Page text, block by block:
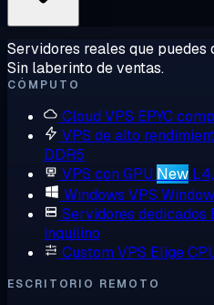
Servidores reales que
Sin laberinto de ventas.
CÓMPUTO
Cloud VPS EPYC
VPS de alto
DDR5
VPS con GPU New
Windows VPS
Servidores dedicados
inquilino
Custom VPS Elige
ESCRITORIO REMOTO